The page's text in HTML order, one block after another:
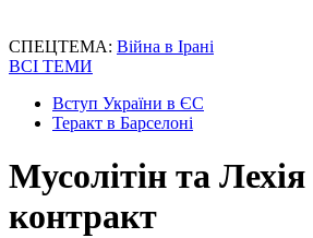
СПЕЦТЕМА: Війна в Ірані
ВСІ ТЕМИ
Вступ України в ЄС
Теракт в Барселоні
Мусолітін та
контракт